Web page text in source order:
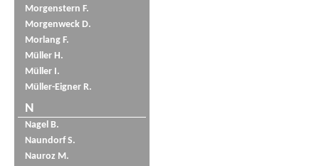
Morgenstern F.
Morgenweck D.
Morlang F.
Müller H.
Müller I.
Müller-Eigner R.
N
Nagel B.
Naundorf S.
Nauroz M.